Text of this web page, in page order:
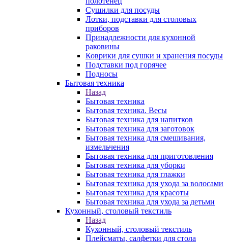
Сушилки для посуды
Лотки, подставки для столовых
приборов
Принадлежности для кухонной
раковины
Коврики для сушки и хранения посуды
Подставки под горячее
Подносы
Бытовая техника
Назад
Бытовая техника
Бытовая техника. Весы
Бытовая техника для напитков
Бытовая техника для заготовок
Бытовая техника для смешивания,
измельчения
Бытовая техника для приготовления
Бытовая техника для уборки
Бытовая техника для глажки
Бытовая техника для ухода за волосами
Бытовая техника для красоты
Бытовая техника для ухода за детьми
Кухонный, столовый текстиль
Назад
Кухонный, столовый текстиль
Плейсматы, салфетки для стола